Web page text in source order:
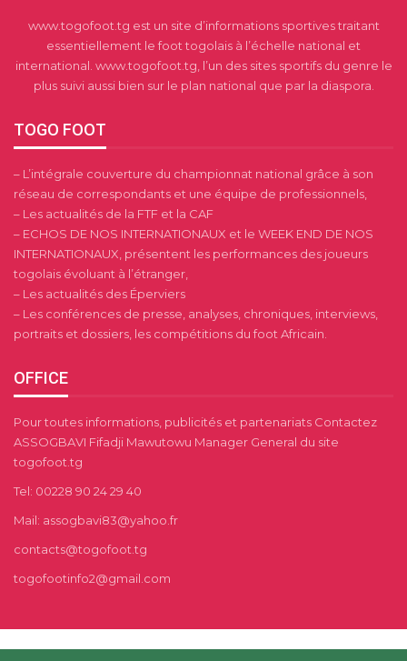
www.togofoot.tg est un site d’informations sportives traitant
essentiellement le foot togolais à l’échelle national et
international. www.togofoot.tg, l’un des sites sportifs du genre le
plus suivi aussi bien sur le plan national que par la diaspora.
TOGO FOOT
– L’intégrale couverture du championnat national grâce à son
réseau de correspondants et une équipe de professionnels,
– Les actualités de la FTF et la CAF
– ECHOS DE NOS INTERNATIONAUX et le WEEK END DE NOS
INTERNATIONAUX, présentent les performances des joueurs
togolais évoluant à l’étranger,
– Les actualités des Éperviers
– Les conférences de presse, analyses, chroniques, interviews,
portraits et dossiers, les compétitions du foot Africain.
OFFICE
Pour toutes informations, publicités et partenariats Contactez
ASSOGBAVI Fifadji Mawutowu Manager General du site
togofoot.tg
Tel: 00228 90 24 29 40
Mail: assogbavi83@yahoo.fr
contacts@togofoot.tg
togofootinfo2@gmail.com